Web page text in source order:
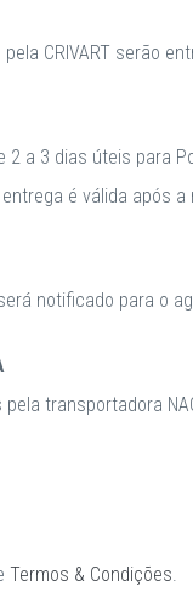
CRIVART serão
2 a 3 dias úteis para
é válida após
notificado para o
transportadora
Termos & Condições.